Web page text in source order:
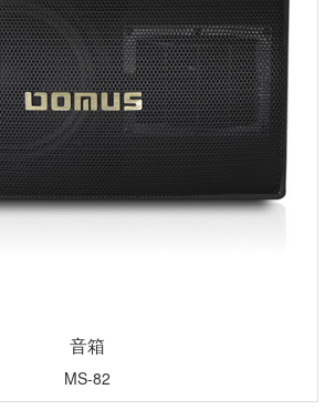
音箱
MS-82